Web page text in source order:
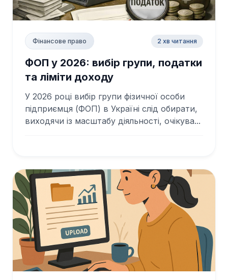
Фінансове право 2 хв читання
ФОП у 2026: вибір групи, податки
та ліміти доходу
У 2026 році вибір групи фізичної особи
підприємця (ФОП) в Україні слід обирати,
виходячи із масштабу діяльності, очікува...